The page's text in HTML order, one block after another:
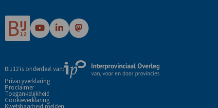
Ga
naar
pagina
Ga
naar
LinkedIn
pagina
Ga
naar
Mastodon
pagina
BIJ12 is onderdeel van:
Externe
link
Privacyverklaring
Proclaimer
Toegankelijkheid
Cookieverklaring